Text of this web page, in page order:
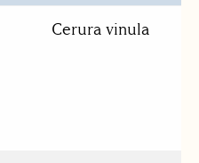
Cerura vinula